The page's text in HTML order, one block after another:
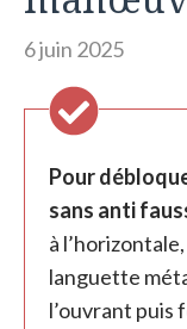
6 juin 2025
Pour
sans anti
à
languette
l’ouvrant puis